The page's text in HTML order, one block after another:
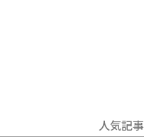
人気記事